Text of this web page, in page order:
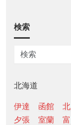
検索
北海道
伊達 函館
夕張
室蘭